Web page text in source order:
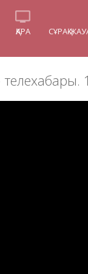
ҚАРА СҰРАҚ-
телехабары.